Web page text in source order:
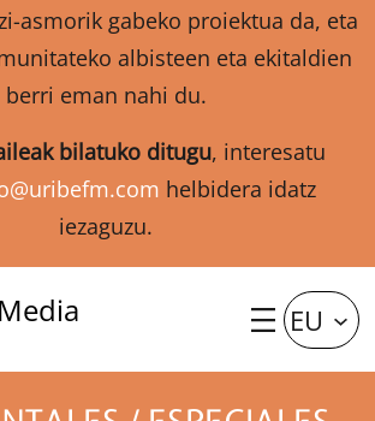
asmorik gabeko proiektua da, eta
albisteen eta ekitaldien
berri eman nahi du.
bilatuko ditugu, interesatu
helbidera idatz
iezaguzu.
EU